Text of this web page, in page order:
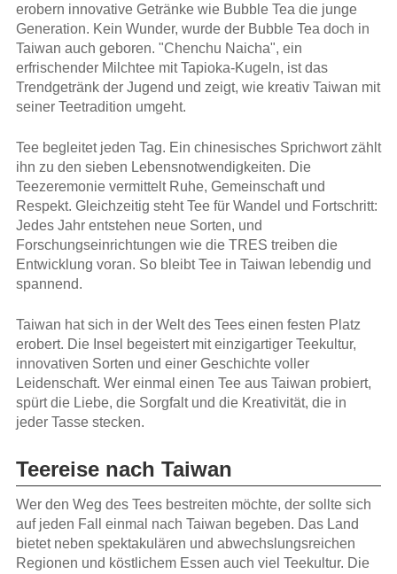
erobern innovative Getränke wie Bubble Tea die junge
Generation. Kein Wunder, wurde der Bubble Tea doch in
Taiwan auch geboren. "Chenchu Naicha", ein
erfrischender Milchtee mit Tapioka-Kugeln, ist das
Trendgetränk der Jugend und zeigt, wie kreativ Taiwan mit
seiner Teetradition umgeht.
Tee begleitet jeden Tag. Ein chinesisches Sprichwort zählt
ihn zu den sieben Lebensnotwendigkeiten. Die
Teezeremonie vermittelt Ruhe, Gemeinschaft und
Respekt. Gleichzeitig steht Tee für Wandel und Fortschritt:
Jedes Jahr entstehen neue Sorten, und
Forschungseinrichtungen wie die TRES treiben die
Entwicklung voran. So bleibt Tee in Taiwan lebendig und
spannend.
Taiwan hat sich in der Welt des Tees einen festen Platz
erobert. Die Insel begeistert mit einzigartiger Teekultur,
innovativen Sorten und einer Geschichte voller
Leidenschaft. Wer einmal einen Tee aus Taiwan probiert,
spürt die Liebe, die Sorgfalt und die Kreativität, die in
jeder Tasse stecken.
Teereise nach Taiwan
Wer den Weg des Tees bestreiten möchte, der sollte sich
auf jeden Fall einmal nach Taiwan begeben. Das Land
bietet neben spektakulären und abwechslungsreichen
Regionen und köstlichem Essen auch viel Teekultur. Die